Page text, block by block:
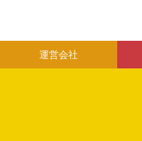
運営会社